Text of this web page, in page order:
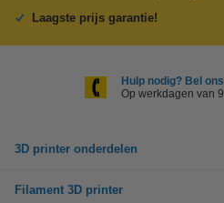
Laagste prijs garantie!
Hulp nodig? Bel
Op werkdagen van
3D printer onderdelen
Filament 3D printer